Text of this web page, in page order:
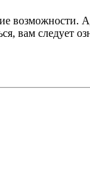
возможности.
вам следует